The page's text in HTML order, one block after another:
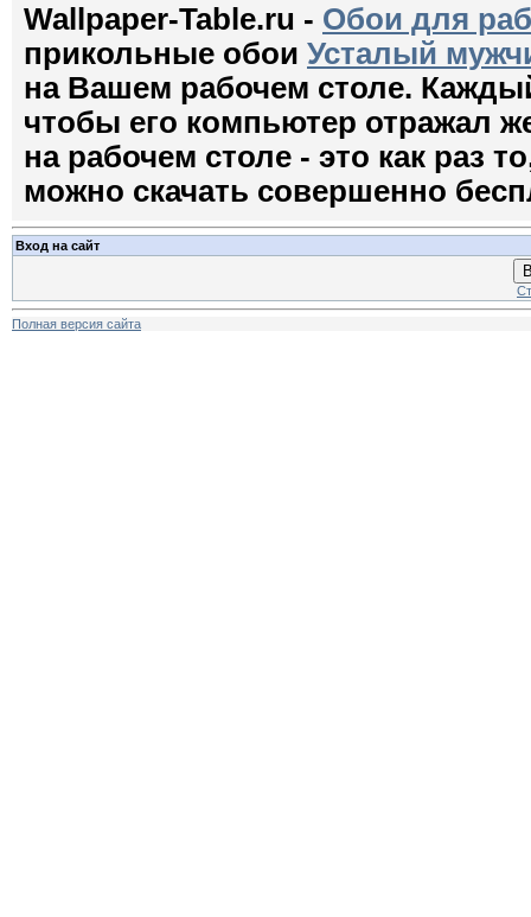
Wallpaper-Table.ru - Обои для
прикольные обои Усталый
на Вашем рабочем столе.
чтобы его компьютер отражал
на рабочем столе - это как раз
можно скачать совершенно
Вход на сайт
Полная версия сайта